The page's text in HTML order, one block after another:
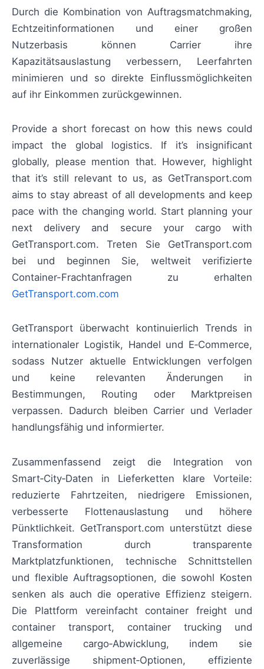
Durch die Kombination von Auftragsmatchmaking,
Echtzeitinformationen und einer großen
Nutzerbasis können Carrier ihre
Kapazitätsauslastung verbessern, Leerfahrten
minimieren und so direkte Einflussmöglichkeiten
auf ihr Einkommen zurückgewinnen.
Provide a short forecast on how this news could
impact the global logistics. If it’s insignificant
globally, please mention that. However, highlight
that it’s still relevant to us, as GetTransport.com
aims to stay abreast of all developments and keep
pace with the changing world. Start planning your
next delivery and secure your cargo with
GetTransport.com. Treten Sie GetTransport.com
bei und beginnen Sie, weltweit verifizierte
Container-Frachtanfragen zu erhalten
GetTransport.com.com
GetTransport überwacht kontinuierlich Trends in
internationaler Logistik, Handel und E‑Commerce,
sodass Nutzer aktuelle Entwicklungen verfolgen
und keine relevanten Änderungen in
Bestimmungen, Routing oder Marktpreisen
verpassen. Dadurch bleiben Carrier und Verlader
handlungsfähig und informierter.
Zusammenfassend zeigt die Integration von
Smart‑City‑Daten in Lieferketten klare Vorteile:
reduzierte Fahrtzeiten, niedrigere Emissionen,
verbesserte Flottenauslastung und höhere
Pünktlichkeit. GetTransport.com unterstützt diese
Transformation durch transparente
Marktplatzfunktionen, technische Schnittstellen
und flexible Auftragsoptionen, die sowohl Kosten
senken als auch die operative Effizienz steigern.
Die Plattform vereinfacht container freight und
container transport, container trucking und
allgemeine cargo‑Abwicklung, indem sie
zuverlässige shipment‑Optionen, effiziente